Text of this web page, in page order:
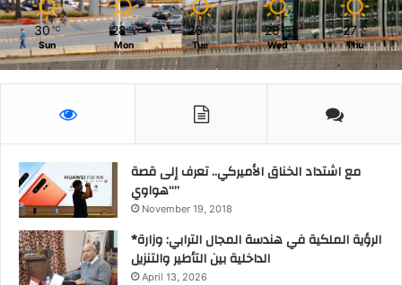
30 ℃
Sun
28 ℃
Mon
26 ℃
Tue
28 ℃
Wed
27 ℃
Thu
مع اشتداد الخناق الأميركي.. تعرف إلى قصة
“هواوي”
November 19, 2018
*الرؤية الملكية في هندسة المجال الترابي: وزارة
الداخلية بين التأطير والتنزيل
April 13, 2026